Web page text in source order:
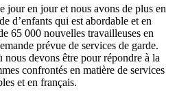
jour en jour et nous avons de plus en
d’enfants qui est abordable et en
65 000 nouvelles travailleuses en
prévue de services de garde.
nous devons être pour répondre à la
confrontés en matière de services
et en français.